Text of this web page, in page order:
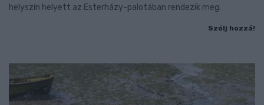
helyszín helyett az Esterházy-palotában rendezik meg.
Szólj hozzá!